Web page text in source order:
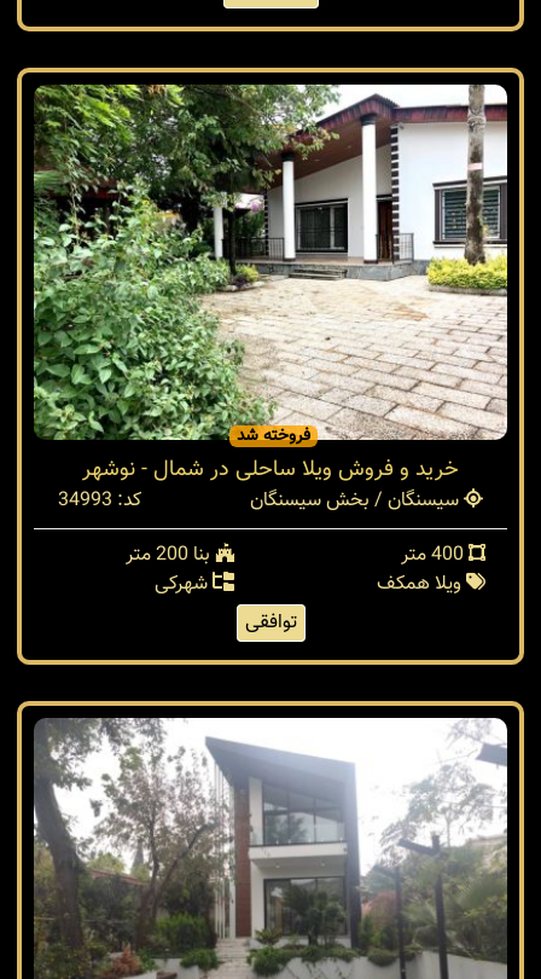
فروخته شد
خرید و فروش ویلا ساحلی در شمال - نوشهر
سیسنگان / بخش سیسنگان
کد: 34993
بنا 200 متر
ویلا همکف
شهرکی
توافقی